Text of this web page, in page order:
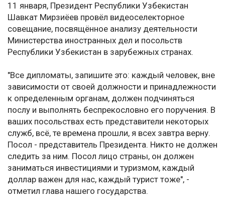
11 января, Президент Республики Узбекистан
Шавкат Мирзиёев провёл видеоселекторное
совещание, посвящённое анализу деятельности
Министерства иностранных дел и посольств
Республики Узбекистан в зарубежных странах.
"Все дипломаты, запишите это: каждый человек, вне
зависимости от своей должности и принадлежности
к определенным органам, должен подчиняться
послу и выполнять беспрекословно его поручения. В
ваших посольствах есть представители некоторых
служб, всё, те времена прошли, я всех завтра верну.
Посол - представитель Президента. Никто не должен
следить за ним. Посол лицо страны, он должен
заниматься инвестициями и туризмом, каждый
доллар важен для нас, каждый турист тоже", -
отметил глава нашего государства.